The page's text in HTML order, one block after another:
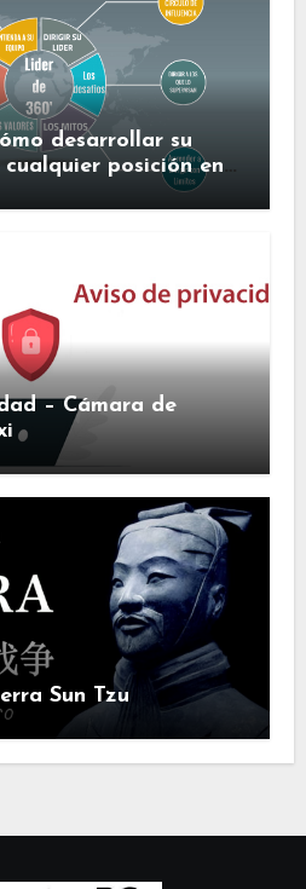
desarrollar su
posición en
– Cámara de
Sun Tzu